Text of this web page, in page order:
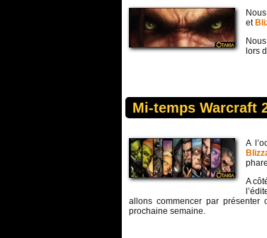
et
lors
Mi-temps Warcraft
A
A
allons commencer par présenter
prochaine semaine.